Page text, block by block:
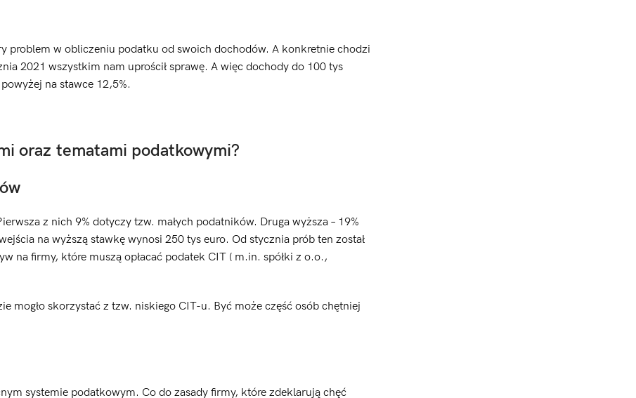
problem w obliczeniu podatku od swoich dochodów. A konkretnie chodzi
2021 wszystkim nam uprościł sprawę. A więc dochody do 100 tys
na stawce 12,5%.
oraz tematami podatkowymi?
z nich 9% dotyczy tzw. małych podatników. Druga wyższa – 19%
na wyższą stawkę wynosi 250 tys euro. Od stycznia prób ten został
na firmy, które muszą opłacać podatek CIT ( m.in. spółki z o.o.,
mogło skorzystać z tzw. niskiego CIT-u. Być może część osób chętniej
systemie podatkowym. Co do zasady firmy, które zdeklarują chęć